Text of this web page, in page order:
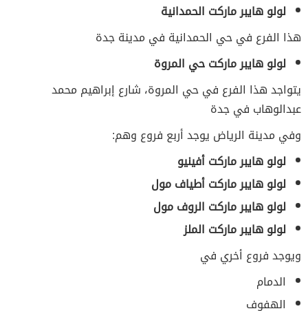
لولو هايبر ماركت الحمدانية
هذا الفرع في حي الحمدانية في مدينة جدة
لولو هايبر ماركت حي المروة
يتواجد هذا الفرع في حي المروة، شارع إبراهيم محمد
عبدالوهاب في جدة
وفي مدينة الرياض يوجد أربع فروع وهم:
لولو هايبر ماركت أفينيو
لولو هايبر ماركت أطياف مول
لولو هايبر ماركت الروف مول
لولو هايبر ماركت الملز
ويوجد فروع أخري في
الدمام
الهفوف